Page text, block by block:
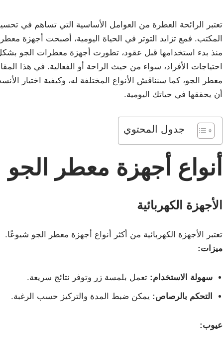
تعتبر الرائحة العطرة من العوامل الأساسية التي تساهم في
المكتب. فمع تزايد التوتر في الحياة اليومية، أصبحت أجهزة
منذ بدء استخدامها قبل عقود، تطورت أجهزة معطرات الجو
احتياجات الأفراد، سواء من حيث الراحة أو الفعالية. في هذا
معطر الجو، كما سنناقش الأنواع المختلفة له، وكيفية اختيار
أن يحققها في حياتك اليومية.
جدول المحتوي
أنواع أجهزة معطر الجو
الأجهزة الكهربائية
تعتبر الأجهزة الكهربائية من أكثر أنواع أجهزة معطر الجو شيوعًا.
ميزات:
سهولة الاستخدام: تعمل بلمسة زر وتوفر نتائج سريعة.
التحكم بالرصاص: يمكن ضبط المدة والتركيز حسب الرغبة.
عيوب: